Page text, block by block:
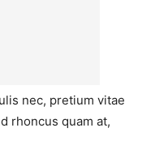
nec, pretium vitae
rhoncus quam at,